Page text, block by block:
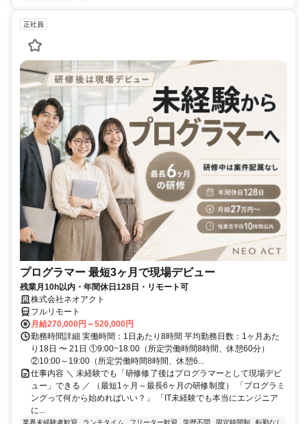
正社員
プログラマー 最短3ヶ月で現場デビュー
残業月10h以内・年間休日128日・リモート可
株式会社ネオアクト
フルリモート
月給270,000円～520,000円
勤務時間詳細 実働時間：1日あたり8時間 平均勤務日数：1ヶ月あた
り18日 〜 21日 ①9:00~18:00（所定労働時間8時間、休憩60分）
②10:00～19:00（所定労働時間8時間、休憩6...
仕事内容 ＼ 未経験でも「研修修了後はプログラマーとして現場デビ
ュー」できる ／ （最短1ヶ月～最長6ヶ月の研修制度） 「プログラミ
ングって何から始めればいい？」 「IT未経験でも本当にエンジニア
に...
業界未経験者歓迎 ランチタイム フリーター歓迎 学歴不問 固定時間制
転勤なし